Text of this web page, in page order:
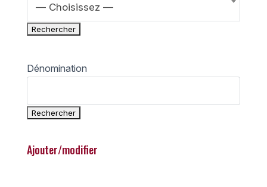
— Choisissez —
Dénomination
Ajouter/modifier